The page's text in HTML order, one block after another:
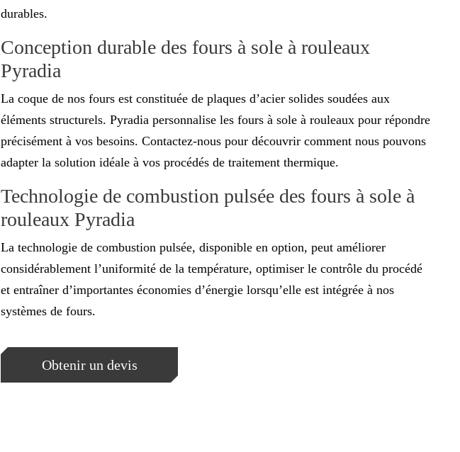
durables.
Conception durable des fours à sole à rouleaux
Pyradia
La coque de nos fours est constituée de plaques d’acier solides soudées aux
éléments structurels. Pyradia personnalise les fours à sole à rouleaux pour répondre
précisément à vos besoins. Contactez-nous pour découvrir comment nous pouvons
adapter la solution idéale à vos procédés de traitement thermique.
Technologie de combustion pulsée des fours à sole à
rouleaux Pyradia
La technologie de combustion pulsée, disponible en option, peut améliorer
considérablement l’uniformité de la température, optimiser le contrôle du procédé
et entraîner d’importantes économies d’énergie lorsqu’elle est intégrée à nos
systèmes de fours.
Obtenir un devis